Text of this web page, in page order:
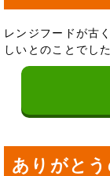
レンジフードが古
しいとのことでした
ありがとう